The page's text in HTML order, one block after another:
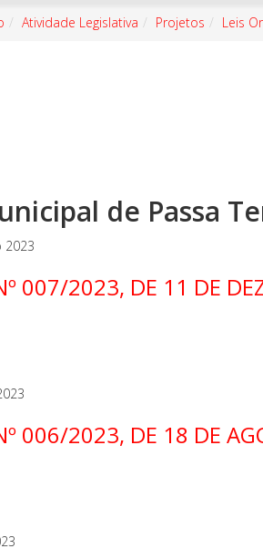
Atividade Legislativa Projetos Leis
de Passa
2023
007/2023, DE 11 DE
006/2023, DE 18 DE